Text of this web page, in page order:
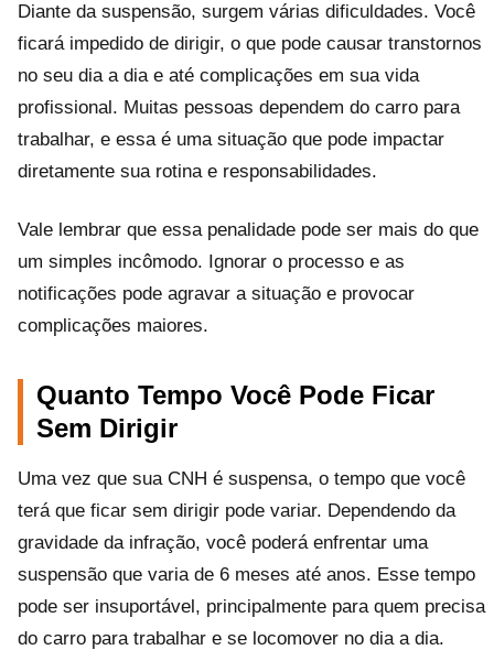
Diante da suspensão, surgem várias dificuldades. Você
ficará impedido de dirigir, o que pode causar transtornos
no seu dia a dia e até complicações em sua vida
profissional. Muitas pessoas dependem do carro para
trabalhar, e essa é uma situação que pode impactar
diretamente sua rotina e responsabilidades.
Vale lembrar que essa penalidade pode ser mais do que
um simples incômodo. Ignorar o processo e as
notificações pode agravar a situação e provocar
complicações maiores.
Quanto Tempo Você Pode Ficar
Sem Dirigir
Uma vez que sua CNH é suspensa, o tempo que você
terá que ficar sem dirigir pode variar. Dependendo da
gravidade da infração, você poderá enfrentar uma
suspensão que varia de 6 meses até anos. Esse tempo
pode ser insuportável, principalmente para quem precisa
do carro para trabalhar e se locomover no dia a dia.